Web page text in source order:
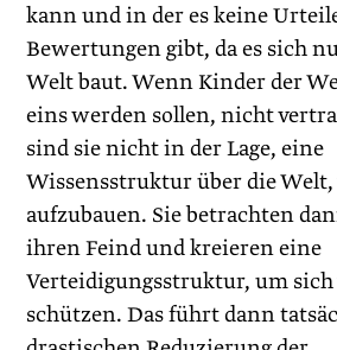
kann und in der es keine
Bewertungen gibt, da es sich
Welt baut. Wenn Kinder der
eins werden sollen, nicht
sind sie nicht in der Lage, eine
Wissensstruktur über die
aufzubauen. Sie betrachten
ihren Feind und kreieren eine
Verteidigungsstruktur, um
schützen. Das führt dann